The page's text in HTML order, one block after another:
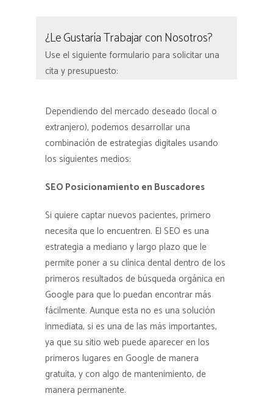
¿Le Gustaría Trabajar con Nosotros?
Use el siguiente formulario para solicitar una
cita y presupuesto:
Dependiendo del mercado deseado (local o
extranjero), podemos desarrollar una
combinación de estrategias digitales usando
los siguientes medios:
SEO Posicionamiento en Buscadores
Si quiere captar nuevos pacientes, primero
necesita que lo encuentren. El SEO es una
estrategia a mediano y largo plazo que le
permite poner a su clínica dental dentro de los
primeros resultados de búsqueda orgánica en
Google para que lo puedan encontrar más
fácilmente. Aunque esta no es una solución
inmediata, si es una de las más importantes,
ya que su sitio web puede aparecer en los
primeros lugares en Google de manera
gratuita, y con algo de mantenimiento, de
manera permanente.